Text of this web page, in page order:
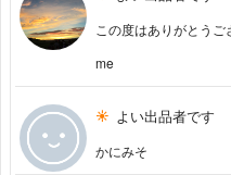
この度はありがとうご
me
よい出品者です
かにみそ